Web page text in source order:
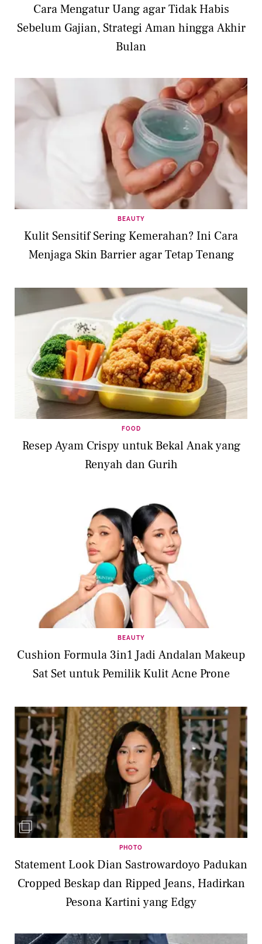
Cara Mengatur Uang agar Tidak Habis
Sebelum Gajian, Strategi Aman hingga Akhir
Bulan
BEAUTY
Kulit Sensitif Sering Kemerahan? Ini Cara
Menjaga Skin Barrier agar Tetap Tenang
FOOD
Resep Ayam Crispy untuk Bekal Anak yang
Renyah dan Gurih
BEAUTY
Cushion Formula 3in1 Jadi Andalan Makeup
Sat Set untuk Pemilik Kulit Acne Prone
PHOTO
Statement Look Dian Sastrowardoyo Padukan
Cropped Beskap dan Ripped Jeans, Hadirkan
Pesona Kartini yang Edgy